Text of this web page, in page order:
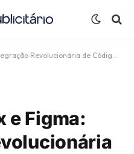
Revolucionária de Código e Design
e Figma: